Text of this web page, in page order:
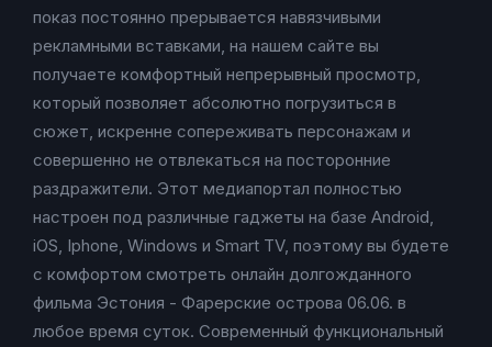
показ постоянно прерывается навязчивыми
рекламными вставками, на нашем сайте вы
получаете комфортный непрерывный просмотр,
который позволяет абсолютно погрузиться в
сюжет, искренне сопереживать персонажам и
совершенно не отвлекаться на посторонние
раздражители. Этот медиапортал полностью
настроен под различные гаджеты на базе Android,
iOS, Iphone, Windows и Smart TV, поэтому вы будете
с комфортом смотреть онлайн долгожданного
фильма Эстония - Фарерские острова 06.06. в
любое время суток. Современный функциональный